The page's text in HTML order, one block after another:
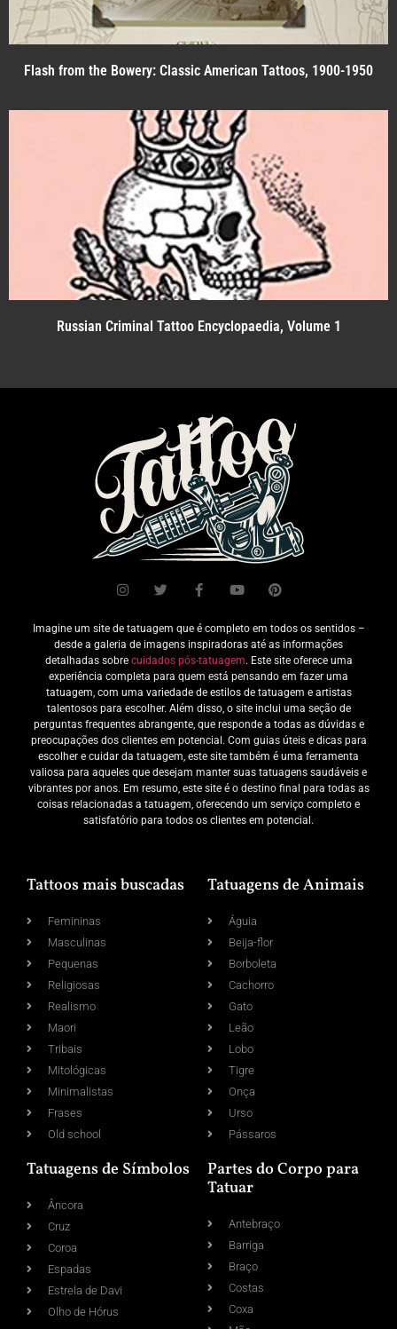
Flash from the Bowery: Classic American Tattoos, 1900-1950
Russian Criminal Tattoo Encyclopaedia, Volume 1
Imagine um site de tatuagem que é completo em todos os sentidos –
desde a galeria de imagens inspiradoras até as informações
detalhadas sobre cuidados pós-tatuagem. Este site oferece uma
experiência completa para quem está pensando em fazer uma
tatuagem, com uma variedade de estilos de tatuagem e artistas
talentosos para escolher. Além disso, o site inclui uma seção de
perguntas frequentes abrangente, que responde a todas as dúvidas e
preocupações dos clientes em potencial. Com guias úteis e dicas para
escolher e cuidar da tatuagem, este site também é uma ferramenta
valiosa para aqueles que desejam manter suas tatuagens saudáveis e
vibrantes por anos. Em resumo, este site é o destino final para todas as
coisas relacionadas a tatuagem, oferecendo um serviço completo e
satisfatório para todos os clientes em potencial.
Tattoos mais buscadas
Femininas
Masculinas
Pequenas
Religiosas
Realismo
Maori
Tribais
Mitológicas
Minimalistas
Frases
Old school
Tatuagens de Animais
Águia
Beija-flor
Borboleta
Cachorro
Gato
Leão
Lobo
Tigre
Onça
Urso
Pássaros
Tatuagens de Símbolos
Âncora
Cruz
Coroa
Espadas
Estrela de Davi
Olho de Hórus
Partes do Corpo para
Tatuar
Antebraço
Barriga
Braço
Costas
Coxa